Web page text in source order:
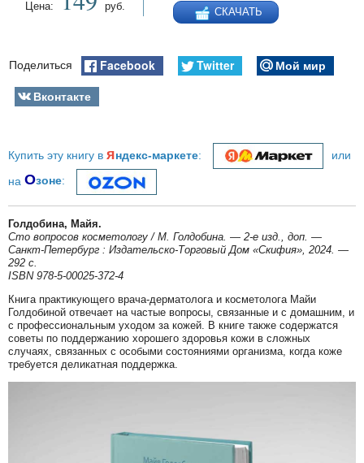
Цена: руб. СКАЧАТЬ
Поделиться Facebook Twitter
Мой мир
Вконтакте
Купить эту книгу в яндекс-маркете: или
на Озоне:
Голдобина, Майя.
Сто вопросов косметологу / М. Голдобина. — 2-е изд., доп. —
Санкт-Петербург : Издательско-Торговый Дом «Скифия», 2024. —
292 с.
ISBN 978-5-00025-372-4
Книга практикующего врача-дерматолога и косметолога Майи
Голдобиной отвечает на частые вопросы, связанные и с домашним, и
с профессиональным уходом за кожей. В книге также содержатся
советы по поддержанию хорошего здоровья кожи в сложных
случаях, связанных с особыми состояниями организма, когда коже
требуется деликатная поддержка.